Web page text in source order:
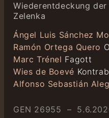
Wiederentdeckung
Zelenka
Ángel Luis Sánchez
Ramón Ortega Quero
Marc Trénel Fagott
Wies de Boevé
Alfonso Sebastián
GEN 26955 –